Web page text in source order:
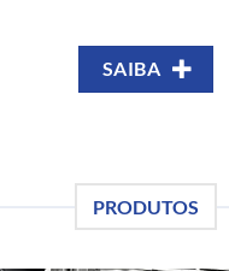
SAIBA
PRODUTOS